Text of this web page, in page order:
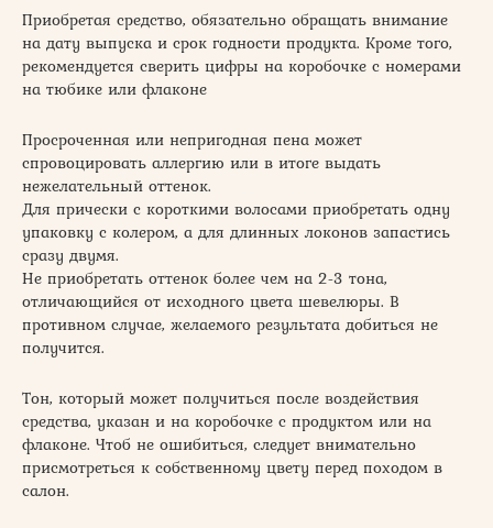
Приобретая средство, обязательно обращать внимание
на дату выпуска и срок годности продукта. Кроме того,
рекомендуется сверить цифры на коробочке с номерами
на тюбике или флаконе
Просроченная или непригодная пена может
спровоцировать аллергию или в итоге выдать
нежелательный оттенок.
Для прически с короткими волосами приобретать одну
упаковку с колером, а для длинных локонов запастись
сразу двумя.
Не приобретать оттенок более чем на 2-3 тона,
отличающийся от исходного цвета шевелюры. В
противном случае, желаемого результата добиться не
получится.
Тон, который может получиться после воздействия
средства, указан и на коробочке с продуктом или на
флаконе. Чтоб не ошибиться, следует внимательно
присмотреться к собственному цвету перед походом в
салон.